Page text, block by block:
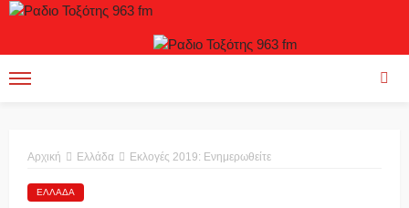
Αρχική Ελλάδα Εκλογές 2019: Ενημερωθείτε
ΕΛΛΆΔΑ